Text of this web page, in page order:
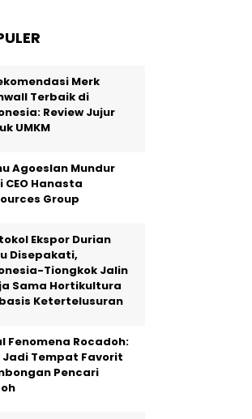
Merk
Terbaik di
Review Jujur
UMKM
Agoeslan Mundur
CEO Hanasta
Group
Ekspor Durian
Disepakati,
Tiongkok Jalin
Sama Hortikultura
Ketertelusuran
Fenomena Rocadoh:
Jadi Tempat Favorit
Pencari